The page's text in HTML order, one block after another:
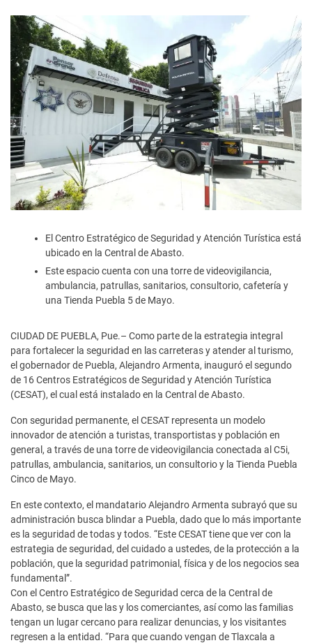
El Centro Estratégico de Seguridad y Atención Turística está
ubicado en la Central de Abasto.
Este espacio cuenta con una torre de videovigilancia,
ambulancia, patrullas, sanitarios, consultorio, cafetería y
una Tienda Puebla 5 de Mayo.
CIUDAD DE PUEBLA, Pue.– Como parte de la estrategia integral
para fortalecer la seguridad en las carreteras y atender al turismo,
el gobernador de Puebla, Alejandro Armenta, inauguró el segundo
de 16 Centros Estratégicos de Seguridad y Atención Turística
(CESAT), el cual está instalado en la Central de Abasto.
Con seguridad permanente, el CESAT representa un modelo
innovador de atención a turistas, transportistas y población en
general, a través de una torre de videovigilancia conectada al C5i,
patrullas, ambulancia, sanitarios, un consultorio y la Tienda Puebla
Cinco de Mayo.
En este contexto, el mandatario Alejandro Armenta subrayó que su
administración busca blindar a Puebla, dado que lo más importante
es la seguridad de todas y todos. “Este CESAT tiene que ver con la
estrategia de seguridad, del cuidado a ustedes, de la protección a la
población, que la seguridad patrimonial, física y de los negocios sea
fundamental”.
Con el Centro Estratégico de Seguridad cerca de la Central de
Abasto, se busca que las y los comerciantes, así como las familias
tengan un lugar cercano para realizar denuncias, y los visitantes
regresen a la entidad. “Para que cuando vengan de Tlaxcala a